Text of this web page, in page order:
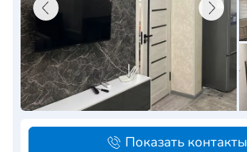
Показать контакты